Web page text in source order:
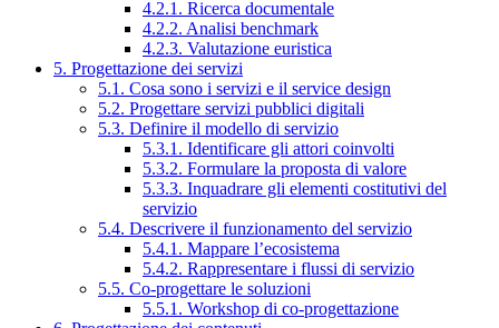
4.2.1. Ricerca documentale
4.2.2. Analisi benchmark
4.2.3. Valutazione euristica
5. Progettazione dei servizi
5.1. Cosa sono i servizi e il service design
5.2. Progettare servizi pubblici digitali
5.3. Definire il modello di servizio
5.3.1. Identificare gli attori coinvolti
5.3.2. Formulare la proposta di valore
5.3.3. Inquadrare gli elementi costitutivi del
servizio
5.4. Descrivere il funzionamento del servizio
5.4.1. Mappare l’ecosistema
5.4.2. Rappresentare i flussi di servizio
5.5. Co-progettare le soluzioni
5.5.1. Workshop di co-progettazione